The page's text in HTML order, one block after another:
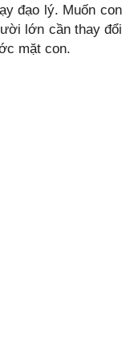
đạo lý. Muốn con
lớn cần thay đổi
mặt con.